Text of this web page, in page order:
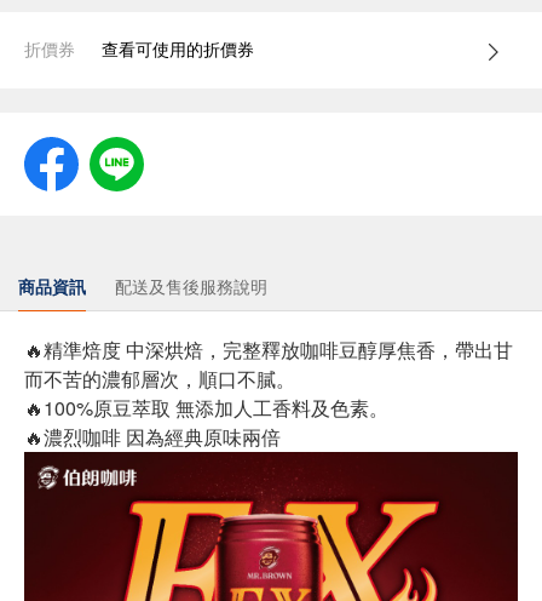
折價券 查看可使用的折價券
商品資訊 配送及售後服務說明
🔥精準焙度 中深烘焙，完整釋放咖啡豆醇厚焦香，帶出甘
而不苦的濃郁層次，順口不膩。
🔥100%原豆萃取 無添加人工香料及色素。
🔥濃烈咖啡 因為經典原味兩倍